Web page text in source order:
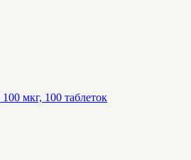
мкг, 100 таблеток